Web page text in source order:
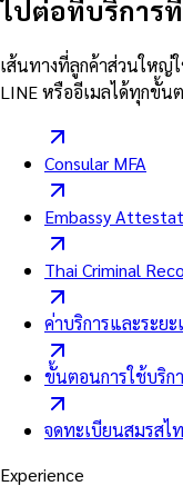
ไปต่อที่บริการ
เส้นทางที่ลูกค้าส่วนใหญ่
LINE หรืออีเมลได้ทุกขั้น
Consular MFA
Embassy
Thai Criminal
ค่าบริการและระยะ
ขั้นตอนการใช้บริก
จดทะเบียนสมรสไ
Experience